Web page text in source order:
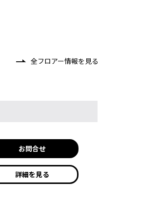
全フロアー情報を見る
お問合せ
詳細を見る